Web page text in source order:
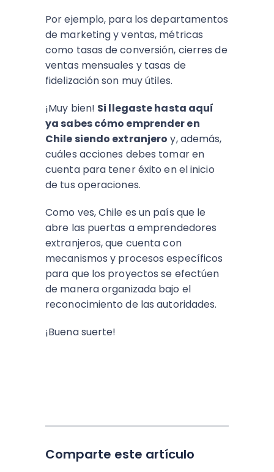
Por ejemplo, para los departamentos
de marketing y ventas, métricas
como tasas de conversión, cierres de
ventas mensuales y tasas de
fidelización son muy útiles.
¡Muy bien! Si llegaste hasta aquí
ya sabes cómo emprender en
Chile siendo extranjero y, además,
cuáles acciones debes tomar en
cuenta para tener éxito en el inicio
de tus operaciones.
Como ves, Chile es un país que le
abre las puertas a emprendedores
extranjeros, que cuenta con
mecanismos y procesos específicos
para que los proyectos se efectúen
de manera organizada bajo el
reconocimiento de las autoridades.
¡Buena suerte!
Comparte este artículo